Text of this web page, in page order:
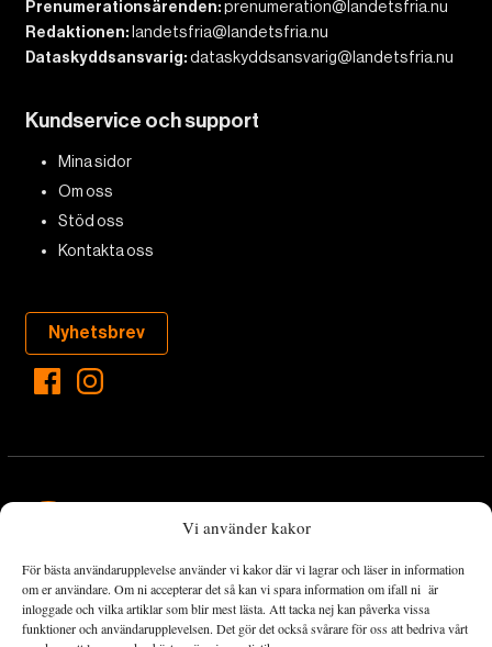
Vi använder kakor
För bästa användarupplevelse använder vi kakor där vi lagrar och läser in information
om er användare. Om ni accepterar det så kan vi spara information om ifall ni är
inloggade och vilka artiklar som blir mest lästa. Att tacka nej kan påverka vissa
funktioner och användarupplevelsen. Det gör det också svårare för oss att bedriva vårt
Prenumerationsärenden:prenumeration@landetsfria.nu
Redaktionen: landetsfria@landetsfria.nu
Dataskyddsansvarig:dataskyddsansvarig@landetsfria.nu
Kundservice och support
Mina sidor
Om oss
Stöd oss
Kontakta oss
Nyhetsbrev
Landets Fria Tidning är en nyhetstidning med bred bevakning av
det viktigaste som händer lokalt och globalt och med fokus på
omställningsrörelsen. En omställning till ett hållbart samhälle går